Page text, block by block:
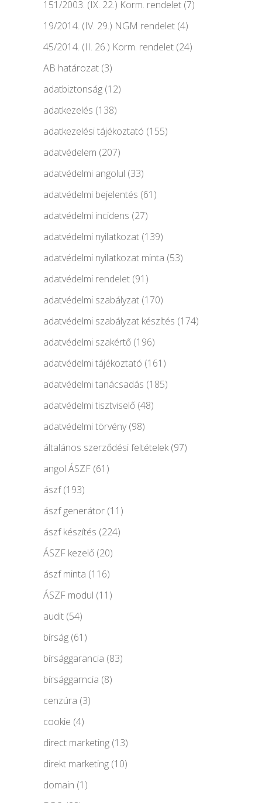
151/2003. (IX. 22.) Korm. rendelet (7)
19/2014. (IV. 29.) NGM rendelet (4)
45/2014. (II. 26.) Korm. rendelet (24)
AB határozat (3)
adatbiztonság (12)
adatkezelés (138)
adatkezelési tájékoztató (155)
adatvédelem (207)
adatvédelmi angolul (33)
adatvédelmi bejelentés (61)
adatvédelmi incidens (27)
adatvédelmi nyilatkozat (139)
adatvédelmi nyilatkozat minta (53)
adatvédelmi rendelet (91)
adatvédelmi szabályzat (170)
adatvédelmi szabályzat készítés (174)
adatvédelmi szakértő (196)
adatvédelmi tájékoztató (161)
adatvédelmi tanácsadás (185)
adatvédelmi tisztviselő (48)
adatvédelmi törvény(98)
általános szerződési feltételek(97)
angol ÁSZF (61)
ászf(193)
ászf generátor (11)
ászf készítés (224)
ÁSZF kezelő (20)
ászf minta (116)
ÁSZF modul (11)
audit (54)
bírság (61)
bírsággarancia (83)
bírsággarncia (8)
cenzúra (3)
cookie (4)
direct marketing (13)
direkt marketing (10)
domain (1)